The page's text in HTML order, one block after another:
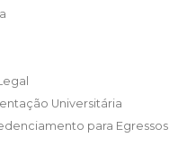
Universitária
para Egressos